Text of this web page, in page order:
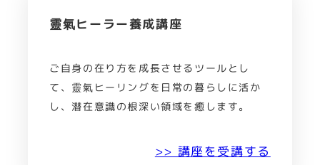
靈氣ヒーラー養成講座
ご自身の在り方を成長させるツールとし
て、靈氣ヒーリングを日常の暮らしに活か
し、潜在意識の根深い領域を癒します。
>> 講座を受講する